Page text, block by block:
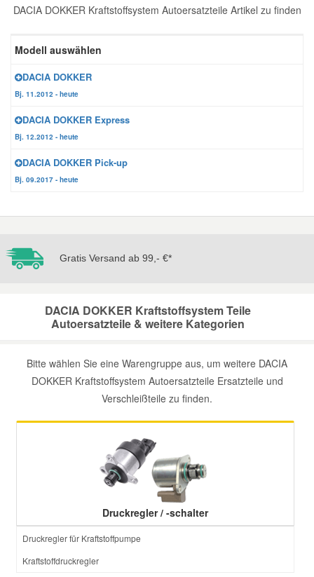
DACIA DOKKER Kraftstoffsystem Autoersatzteile Artikel zu finden
Modell auswählen
DACIA DOKKER
Bj. 11.2012 - heute
DACIA DOKKER Express
Bj. 12.2012 - heute
DACIA DOKKER Pick-up
Bj. 09.2017 - heute
Gratis Versand ab 99,- €*
DACIA DOKKER Kraftstoffsystem Teile
Autoersatzteile & weitere Kategorien
Bitte wählen Sie eine Warengruppe aus, um weitere DACIA
DOKKER Kraftstoffsystem Autoersatzteile Ersatzteile und
Verschleißteile zu finden.
Druckregler / -schalter
Druckregler für Kraftstoffpumpe
Kraftstoffdruckregler
Reparatur-Zubehör
Schlüsselgehäuse
Winter-Autozubehör
Hyundai Ersatzteile
Kia Ersatzteile
Lancia Ersatzteile
Mercedes Ersatzteile
Mini Ersatzteile
Mitsubishi Ersatzteile
Porsche Ersatzteile